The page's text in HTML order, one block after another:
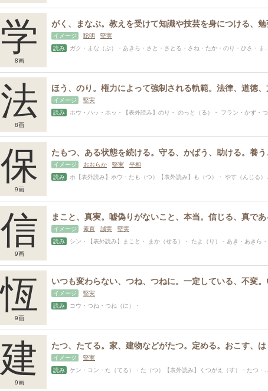
学
8画
イメージ 聡明
堅実
読み
ガク・まな（ぶ）・あきら・さと・さとる・さね・たか・のり・ひさ・まなぶ・みち
法
8画
イメージ
堅実
読み
ホウ・ハッ・ホッ・【表外読み】のり・ のっと（る）・ フラン・かず・つね・はかる
保
9画
イメージ おおらか 堅実
平和
読み
ホ【表外読み】ホウ・たも（つ）【表外読み】も（つ）・ やす（んじる）・お・たもつ・まもる・もち・もり・やす・やすし・より
信
9画
イメージ 素直 誠実
堅実
読み
シン・【表外読み】まこと・ まか（せる）・ たよ（り）・あき・あきら・こと・さだ・さね・し・しの・しげ・ただ・ちか・とき・とし・のぶ・のぶる・まさ・みち
恆
9画
イメージ
堅実
読み
コウ・つね・つね（に）・
建
9画
イメージ
堅実
読み
ケン・コン・た（てる）・た（つ）【表外読み】くつがえ（す）・たつ・たつる・たて・たけ・たけし・たける